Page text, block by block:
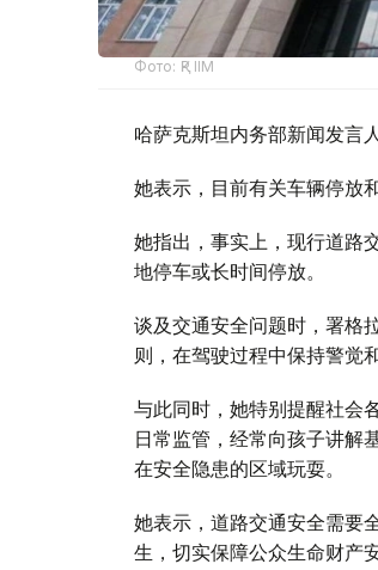
Фото: ҚР ІІМ
哈萨克斯坦内务部新闻发言
她表示，目前有关车辆停放
她指出，事实上，现行道路
地停车或长时间停放。
谈及交通安全问题时，署格
则，在驾驶过程中保持警觉
与此同时，她特别提醒社会
日常监管，经常向孩子讲解
在安全隐患的区域玩耍。
她表示，道路交通安全需要
生，切实保障公众生命财产安